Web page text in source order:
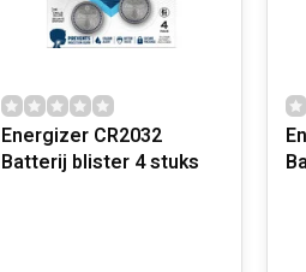
Energizer CR2032
Batterij blister 4 stuks